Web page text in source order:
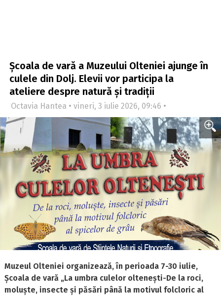
Școala de vară a Muzeului Olteniei ajunge în
culele din Dolj. Elevii vor participa la
ateliere despre natură și tradiții
Octavia Hantea • vineri, 3 iulie 2026, 09:46 •
Muzeul Olteniei organizează, în perioada 7-30 iulie,
Școala de vară „La umbra culelor oltenești-De la roci,
moluște, insecte și păsări până la motivul folcloric al